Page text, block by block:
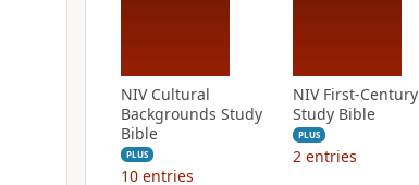
NIV Cultural
Backgrounds Study
Bible
PLUS
10 entries
NIV First-Century
Study Bible
PLUS
2 entries